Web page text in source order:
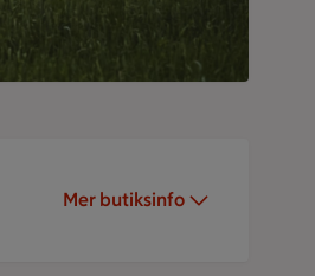
Mer butiksinfo